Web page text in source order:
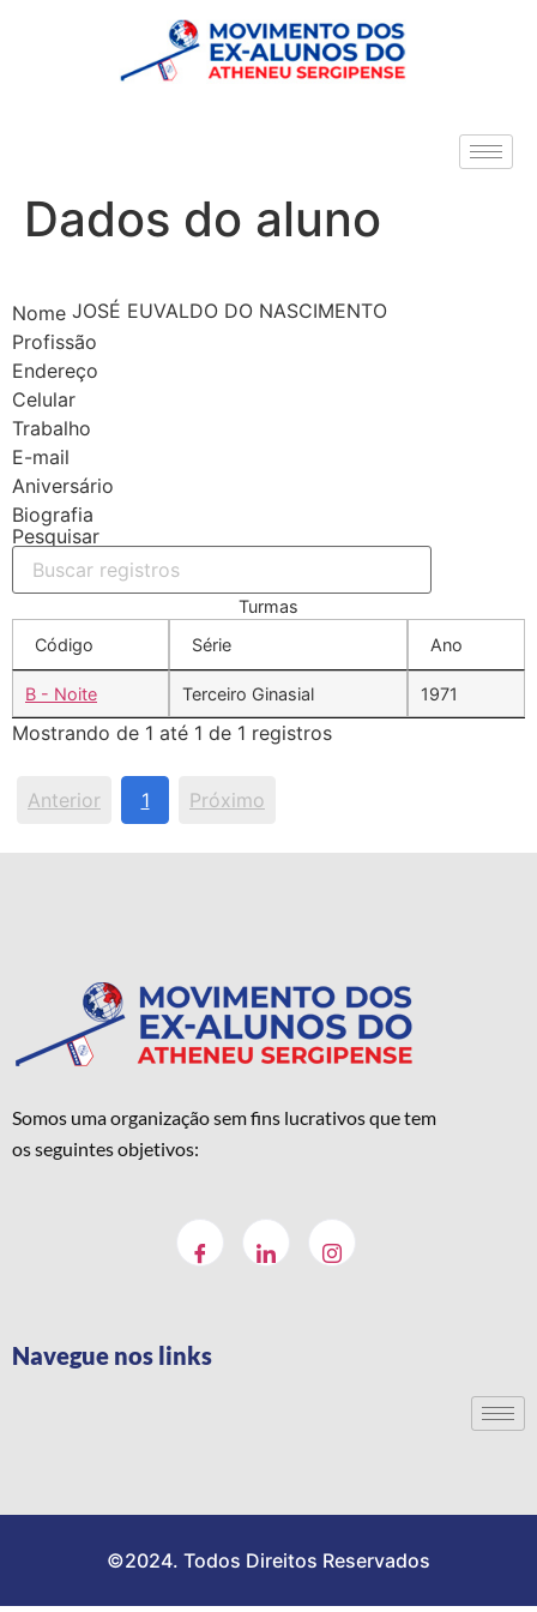
Dados do aluno
Nome JOSÉ EUVALDO DO NASCIMENTO
Profissão
Endereço
Celular
Trabalho
E-mail
Aniversário
Biografia
Pesquisar
Turmas
Código
Série Ano
B - Noite Terceiro Ginasial 1971
Mostrando de 1 até 1 de 1 registros
Anterior 1 Próximo
Somos uma organização sem fins lucrativos que tem
os seguintes objetivos:
Navegue nos links
©2024. Todos Direitos Reservados